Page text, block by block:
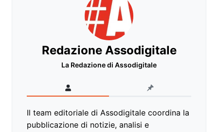
Redazione Assodigitale
La Redazione di Assodigitale
Il team editoriale di Assodigitale coordina la
pubblicazione di notizie, analisi e